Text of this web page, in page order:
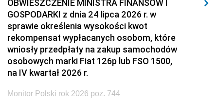
OBWIESZCZENIE MINISTRA FINANSÓW I
GOSPODARKI z dnia 24 lipca 2026 r. w
sprawie określenia wysokości kwot
rekompensat wypłacanych osobom, które
wniosły przedpłaty na zakup samochodów
osobowych marki Fiat 126p lub FSO 1500,
na IV kwartał 2026 r.
Monitor Polski rok 2026 poz. 744